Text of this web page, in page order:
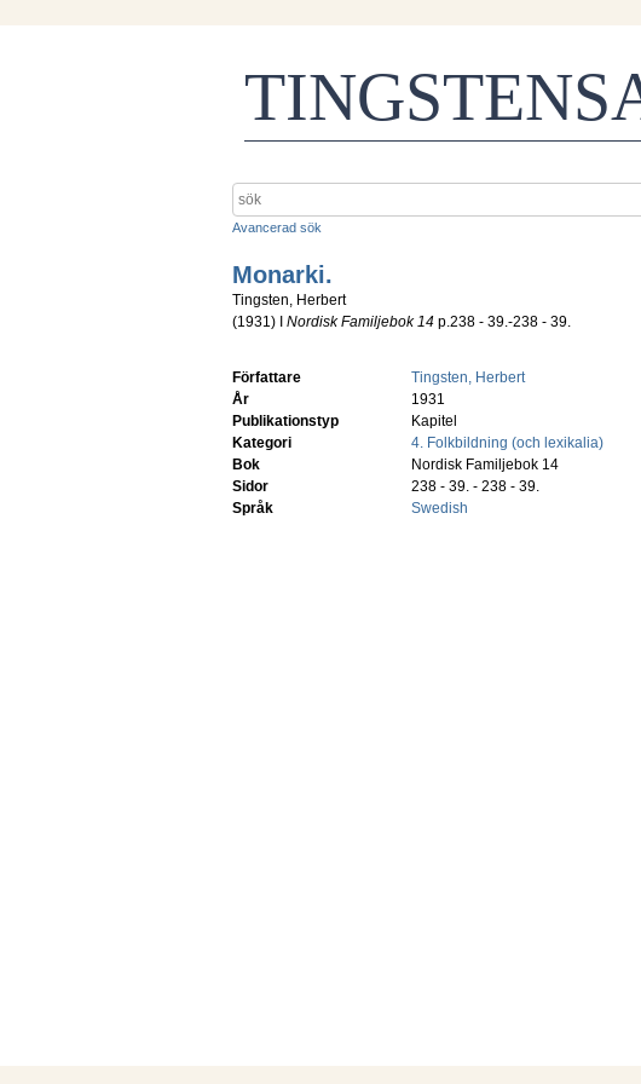
Avancerad sök
Monarki.
Tingsten, Herbert
(1931) I Nordisk Familjebok 14 p.238 - 39.-238 - 39.
Författare
Tingsten, Herbert
År
1931
Publikationstyp
Kapitel
Kategori
4. Folkbildning (och lexikalia)
Bok
Nordisk Familjebok 14
Sidor
238 - 39. - 238 - 39.
Språk
Swedish